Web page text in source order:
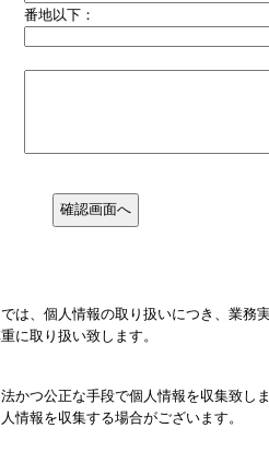
番地以下：
は、個人情報の取り扱いにつき、業務
に取り扱い致します。
かつ公正な手段で個人情報を収集致しま
情報を収集する場合がございます。